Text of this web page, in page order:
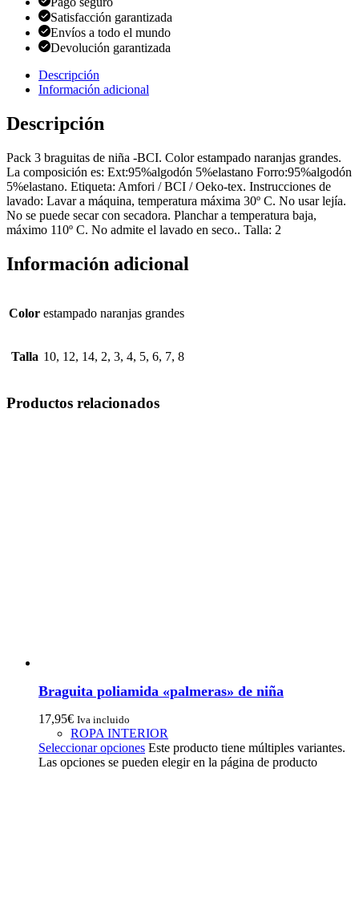
Satisfacción garantizada
Envíos a todo el mundo
Devolución garantizada
Descripción
Información adicional
Descripción
Pack 3 braguitas de niña -BCI. Color estampado naranjas grandes.
La composición es: Ext:95%algodón 5%elastano Forro:95%algodón
5%elastano. Etiqueta: Amfori / BCI / Oeko-tex. Instrucciones de
lavado: Lavar a máquina, temperatura máxima 30º C. No usar lejía.
No se puede secar con secadora. Planchar a temperatura baja,
máximo 110º C. No admite el lavado en seco.. Talla: 2
Información adicional
Color estampado naranjas grandes
Talla 10, 12, 14, 2, 3, 4, 5, 6, 7, 8
Productos relacionados
Braguita poliamida «palmeras» de niña
17,95€ Iva incluido
ROPA INTERIOR
Seleccionar opciones Este producto tiene múltiples variantes.
Las opciones se pueden elegir en la página de producto